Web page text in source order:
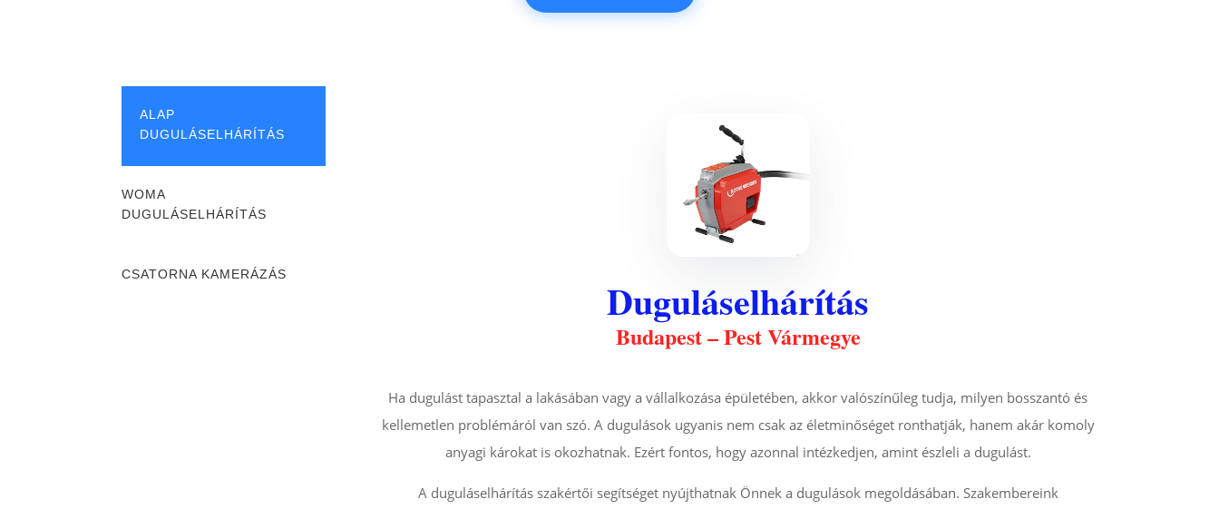
ALAP
DUGULÁSELHÁRÍTÁS
WOMA
DUGULÁSELHÁRÍTÁS
CSATORNA KAMERÁZÁS
Duguláselhárítás
Budapest – Pest Vármegye
Ha dugulást tapasztal a lakásában vagy a vállalkozása épületében, akkor valószínűleg tudja, milyen bosszantó és
kellemetlen problémáról van szó. A dugulások ugyanis nem csak az életminőséget ronthatják, hanem akár komoly
anyagi károkat is okozhatnak. Ezért fontos, hogy azonnal intézkedjen, amint észleli a dugulást.
A duguláselhárítás szakértői segítséget nyújthatnak Önnek a dugulások megoldásában. Szakembereink